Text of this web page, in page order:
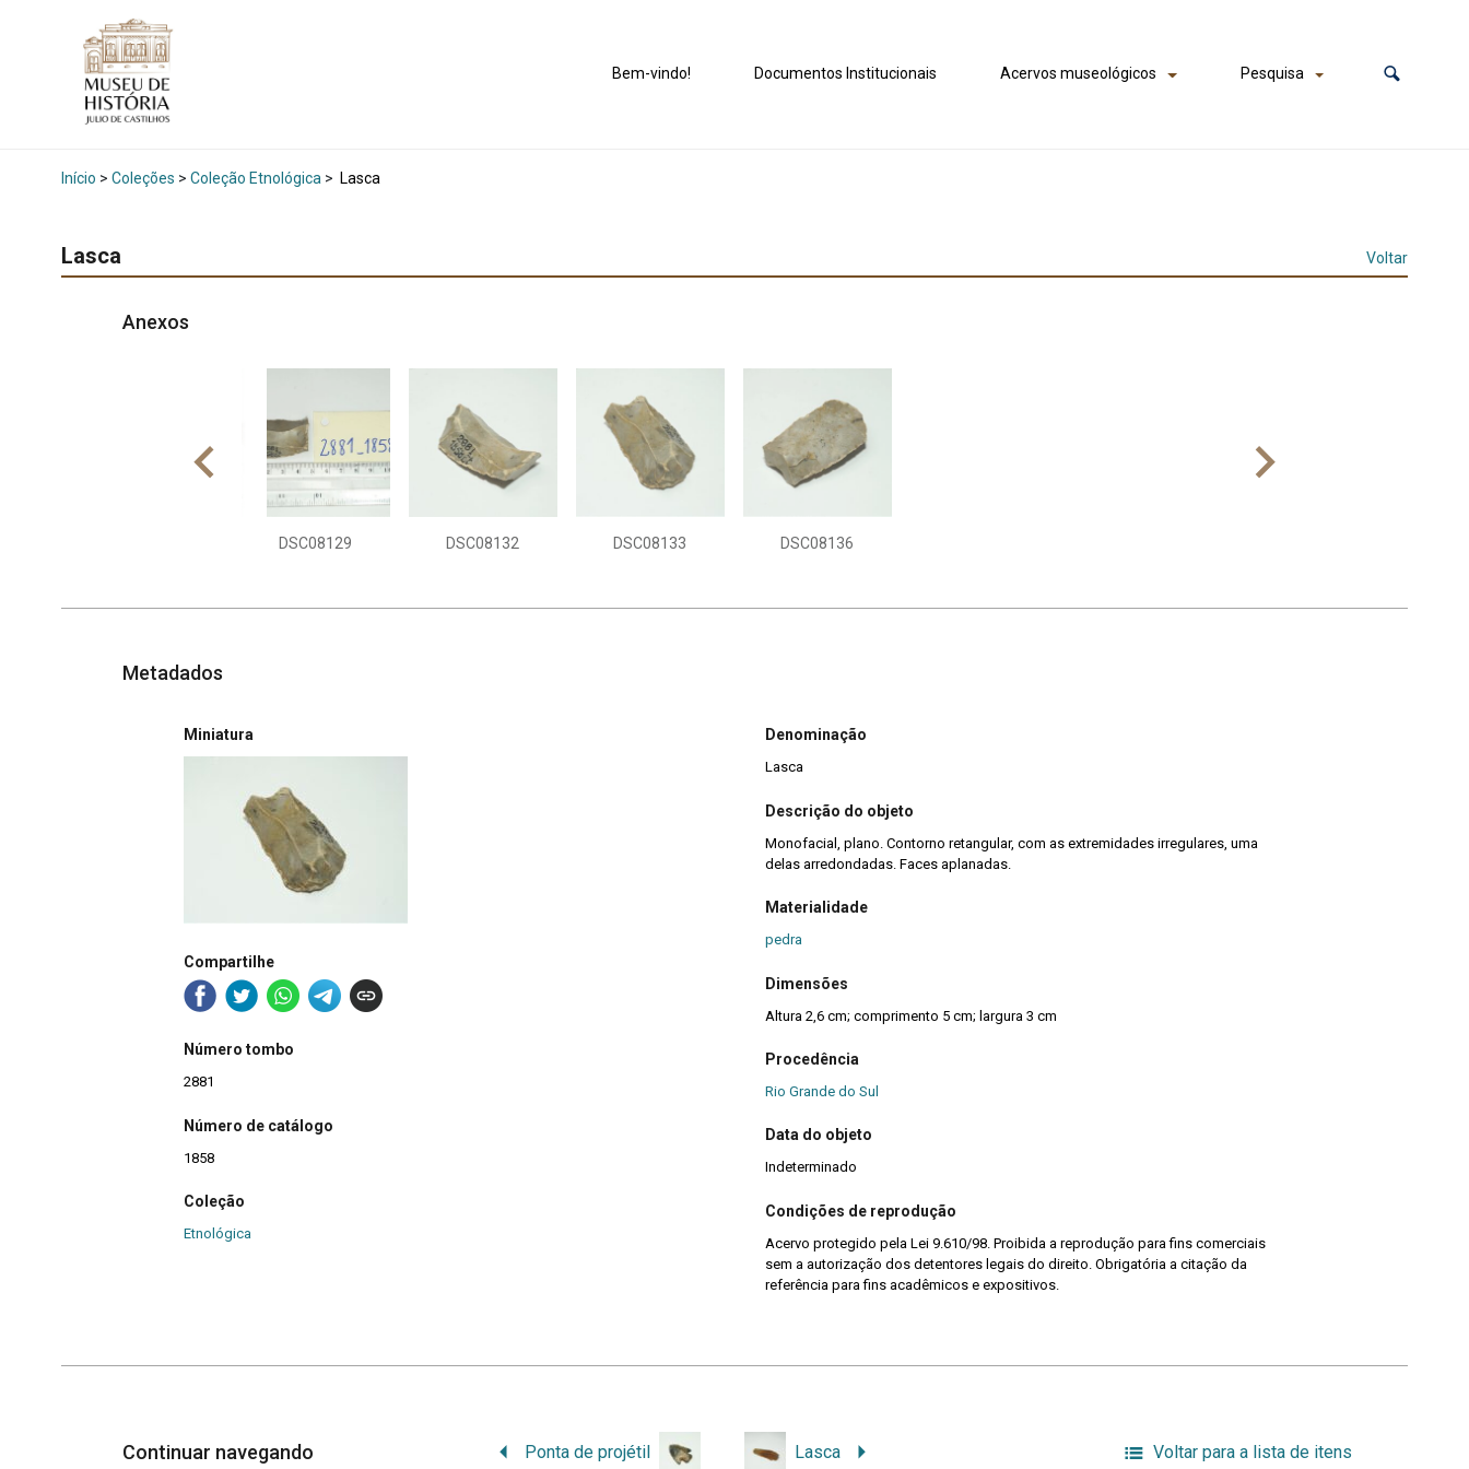
Bem-vindo! Documentos Institucionais Acervos museológicos Pesquisa
Início > Coleções > Coleção Etnológica > Lasca
Lasca Voltar
Anexos
DSC08129 DSC08132 DSC08133 DSC08136
Metadados
Miniatura
Compartilhe
Número tombo
2881
Número de catálogo
1858
Coleção
Etnológica
Denominação
Lasca
Descrição do objeto
Monofacial, plano. Contorno retangular, com as extremidades irregulares, uma
delas arredondadas. Faces aplanadas.
Materialidade
pedra
Dimensões
Altura 2,6 cm; comprimento 5 cm; largura 3 cm
Procedência
Rio Grande do Sul
Data do objeto
Indeterminado
Condições de reprodução
Acervo protegido pela Lei 9.610/98. Proibida a reprodução para fins comerciais
sem a autorização dos detentores legais do direito. Obrigatória a citação da
referência para fins acadêmicos e expositivos.
Continuar navegando Ponta de projétil Lasca Voltar para a lista de itens